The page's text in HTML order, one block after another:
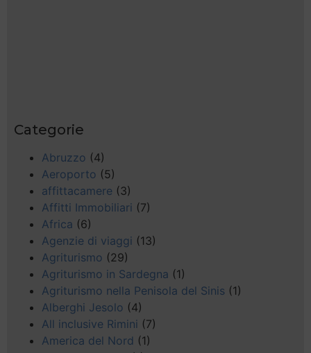
Categorie
Abruzzo (4)
Aeroporto (5)
affittacamere (3)
Affitti Immobiliari (7)
Africa (6)
Agenzie di viaggi (13)
Agriturismo (29)
Agriturismo in Sardegna (1)
Agriturismo nella Penisola del Sinis (1)
Alberghi Jesolo (4)
All inclusive Rimini (7)
America del Nord (1)